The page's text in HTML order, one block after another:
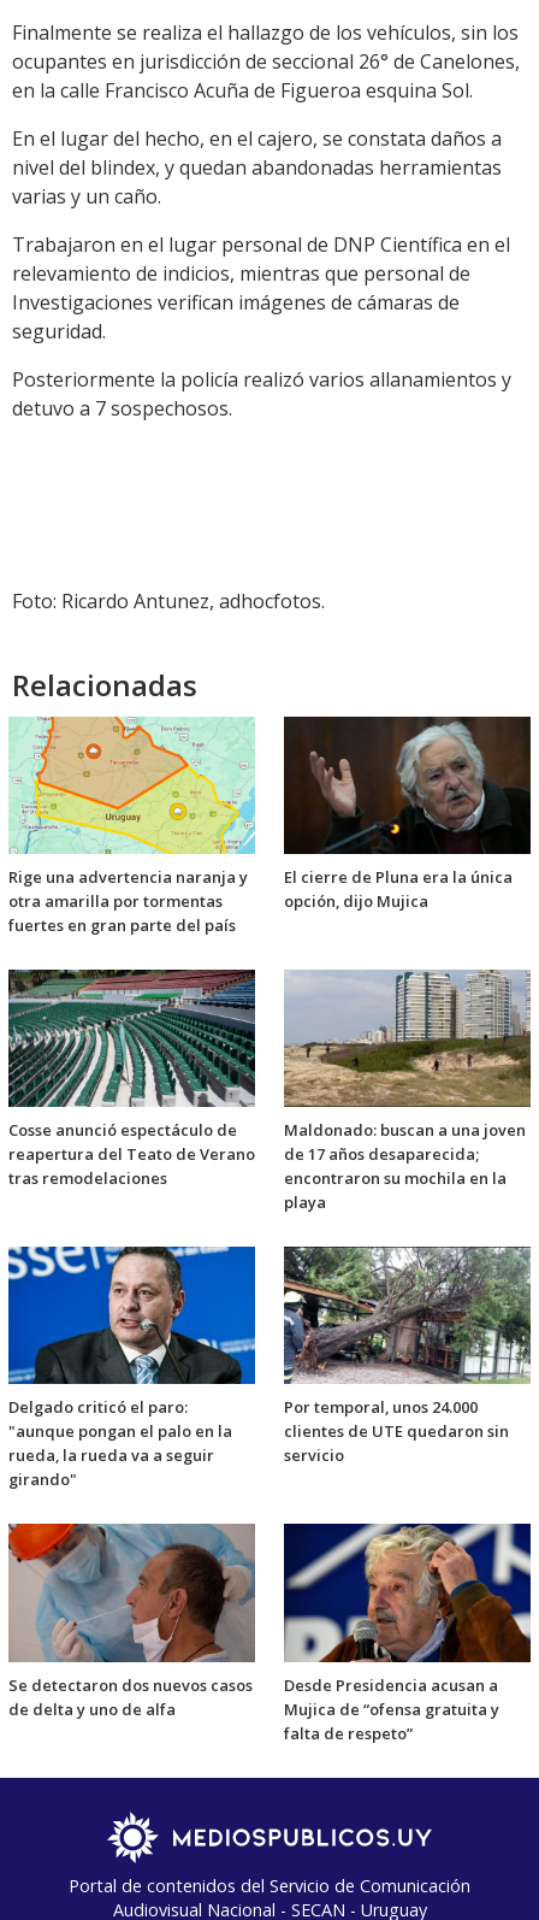
Finalmente se realiza el hallazgo de los vehículos, sin los
ocupantes en jurisdicción de seccional 26° de Canelones,
en la calle Francisco Acuña de Figueroa esquina Sol.
En el lugar del hecho, en el cajero, se constata daños a
nivel del blindex, y quedan abandonadas herramientas
varias y un caño.
Trabajaron en el lugar personal de DNP Científica en el
relevamiento de indicios, mientras que personal de
Investigaciones verifican imágenes de cámaras de
seguridad.
Posteriormente la policía realizó varios allanamientos y
detuvo a 7 sospechosos.
Foto: Ricardo Antunez, adhocfotos.
Relacionadas
Rige una advertencia naranja y
otra amarilla por tormentas
fuertes en gran parte del país
El cierre de Pluna era la única
opción, dijo Mujica
Cosse anunció espectáculo de
reapertura del Teato de Verano
tras remodelaciones
Maldonado: buscan a una joven
de 17 años desaparecida;
encontraron su mochila en la
playa
Delgado criticó el paro:
"aunque pongan el palo en la
rueda, la rueda va a seguir
girando"
Por temporal, unos 24.000
clientes de UTE quedaron sin
servicio
Se detectaron dos nuevos casos
de delta y uno de alfa
Desde Presidencia acusan a
Mujica de “ofensa gratuita y
falta de respeto”
Portal de contenidos del Servicio de Comunicación
Audiovisual Nacional - SECAN - Uruguay